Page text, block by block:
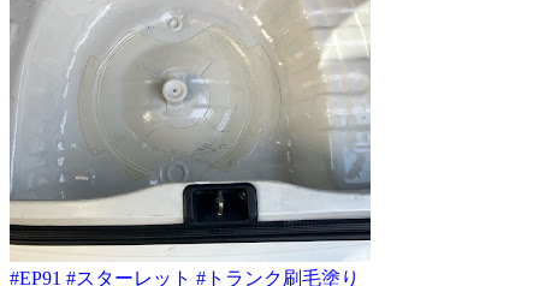
#EP91 #スターレット #トランク刷毛塗り